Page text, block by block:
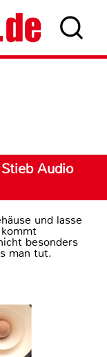
Audio
und lasse
besonders
man tut.